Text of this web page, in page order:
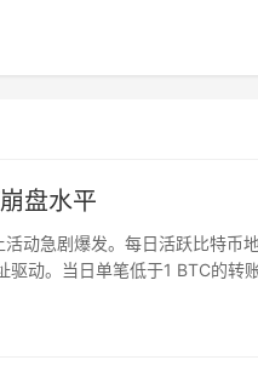
盘水平
动急剧爆发。每日活跃比特币
动。当日单笔低于1 BTC的转